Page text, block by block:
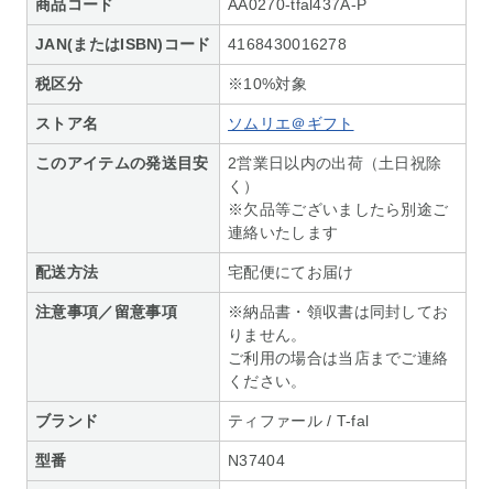
商品コード AA0270-tfal437A-P
JAN(またはISBN)コード 4168430016278
税区分 ※10%対象
ストア名 ソムリエ＠ギフト
このアイテムの発送目安
2営業日以内の出荷（土日祝除
く）
※欠品等ございましたら別途ご
連絡いたします
配送方法 宅配便にてお届け
注意事項／留意事項
※納品書・領収書は同封してお
りません。
ご利用の場合は当店までご連絡
ください。
ブランド ティファール / T-fal
型番 N37404